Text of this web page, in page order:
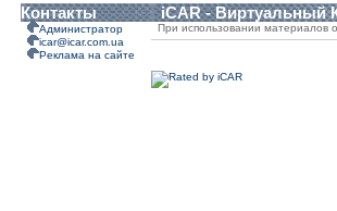
Контакты iCAR - Виртуальный
Администратор
icar@icar.com.ua
Реклама на сайте
При использовании материалов